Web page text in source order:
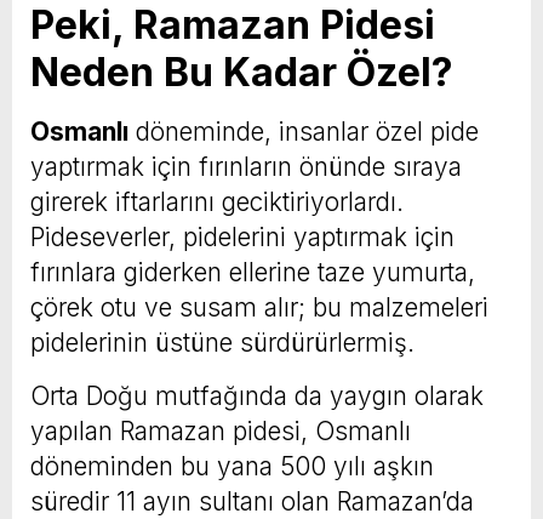
Peki, Ramazan Pidesi
Neden Bu Kadar Özel?
Osmanlı döneminde, insanlar özel pide
yaptırmak için fırınların önünde sıraya
girerek iftarlarını geciktiriyorlardı.
Pideseverler, pidelerini yaptırmak için
fırınlara giderken ellerine taze yumurta,
çörek otu ve susam alır; bu malzemeleri
pidelerinin üstüne sürdürürlermiş.
Orta Doğu mutfağında da yaygın olarak
yapılan Ramazan pidesi, Osmanlı
döneminden bu yana 500 yılı aşkın
süredir 11 ayın sultanı olan Ramazan’da